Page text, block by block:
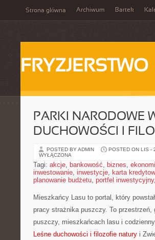
Strona główna Archiwum Bartek
FRYZJERSTWO
PARKI NARODOWE
DUCHOWOŚCI I
POSTED BY ADMIN POSTED ON LIS -
WYŁĄCZONA
Tagi: akcje, bankowość, biznes,
inwestowanie, inwestycje, karta
planowanie budżetu, portfel inwestycyjny,
Mieszkańcy Lasu to portal, który
pracy strażnika puszczy. To przestrzeń,
puszczy, mieszkańcach lasu i
Leśne duchowości i filozofie natury i